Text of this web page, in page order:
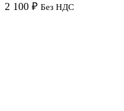
2 100 ₽ Без НДС